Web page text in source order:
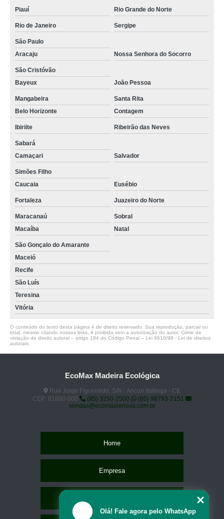
Piauí Rio Grande do Norte
Rio de Janeiro Sergipe
São Paulo
Aracaju
Nossa Senhora do Socorro
São Cristóvão
Bayeux
João Pessoa
Mangabeira
Santa Rita
Belo Horizonte
Contagem
Ibiriite Ribeirão das Neves
Sabará
Camaçari
Salvador
Simões Filho
Caucaia
Eusébio
Fortaleza Juazeiro do Norte
Maracanaú
Sobral
Macaíba
Natal
São Gonçalo do Amarante
Maceió
Recife
São Luís
Teresina
Vitória
O conteúdo do texto desta página é de direito reservado. Sua reprodução, parcial ou
total, mesmo citando nossos links, é proibida sem a autorização do autor. Crime de
violação de direito autoral – artigo 184 do Código Penal – Lei 9610/98 - Lei de direitos
autorais
EcoMax Madeira Ecológica
Rua Jorge Figueiredo, S/N - Ancuri Itaitinga - CE
CEP: 61880-000
(85) 3250-2500
(85) 98793-2151
vendas@ecomaxrenova.com.br
Home
Empresa
Olá! Fale agora pelo WhatsApp